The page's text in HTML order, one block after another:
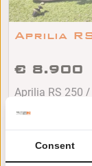
Aprilia
€ 8.900
Aprilia RS 250 /
Consent